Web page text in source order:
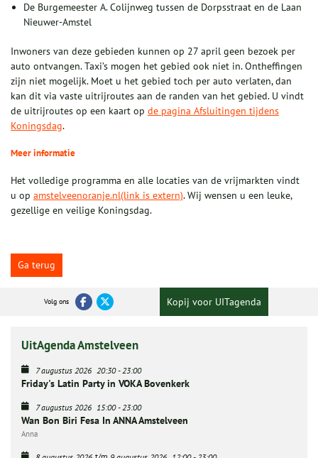
De Burgemeester A. Colijnweg tussen de Dorpsstraat en de Laan
Nieuwer‑Amstel
Inwoners van deze gebieden kunnen op 27 april geen bezoek per
auto ontvangen. Taxi’s mogen het gebied ook niet in. Ontheffingen
zijn niet mogelijk. Moet u het gebied toch per auto verlaten, dan
kan dit via vaste uitrijroutes aan de randen van het gebied. U vindt
de uitrijroutes op een kaart op de pagina Afsluitingen tijdens
Koningsdag.
Meer informatie
Het volledige programma en alle locaties van de vrijmarkten vindt
u op amstelveenoranje.nl(link is extern). Wij wensen u een leuke,
gezellige en veilige Koningsdag.
Ga terug
Volg ons Kopij voor UITagenda
UitAgenda Amstelveen
7 augustus 2026 20:30-23:00
Friday's Latin Party in VOKA Bovenkerk
7 augustus 2026 15:00-23:00
Wan Bon Biri Fesa In ANNA Amstelveen
Anna